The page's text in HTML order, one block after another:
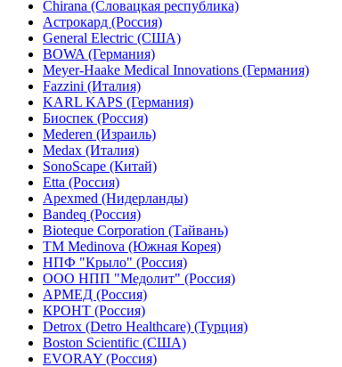
Chirana (Словацкая республика)
Астрокард (Россия)
General Electric (США)
BOWA (Германия)
Meyer-Haake Medical Innovations (Германия)
Fazzini (Италия)
KARL KAPS (Германия)
Биоспек (Россия)
Mederen (Израиль)
Medax (Италия)
SonoScape (Китай)
Etta (Россия)
Apexmed (Нидерланды)
Bandeq (Россия)
Bioteque Corporation (Тайвань)
TM Medinova (Южная Корея)
НПФ "Крыло" (Россия)
ООО НПП "Медолит" (Россия)
АРМЕД (Россия)
КРОНТ (Россия)
Detrox (Detro Healthcare) (Турция)
Boston Scientific (США)
EVORAY (Россия)